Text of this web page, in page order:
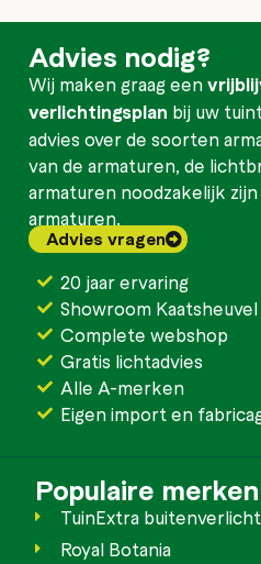
Advies nodig?
Wij maken graag een
verlichtingsplan bij uw
advies over de soorten
van de armaturen, de
armaturen noodzakelijk
armaturen.
Advies vragen
20 jaar ervaring
Showroom Kaatsheuvel
Complete webshop
Gratis lichtadvies
Alle A-merken
Eigen import en
Populaire merken
TuinExtra
Royal Botania